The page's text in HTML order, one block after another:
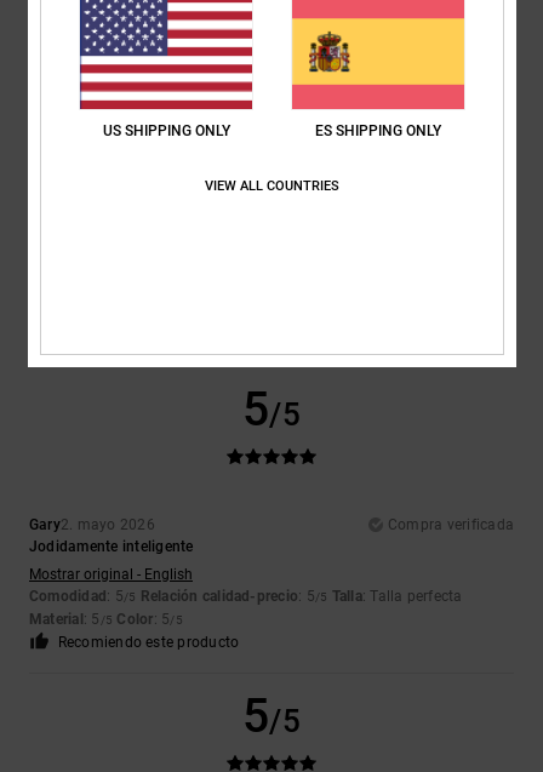
Comodidad
5.0
Relación calidad-precio
Demasiado grande
5/5
Gary2. mayo 2026
Compra verificada
Jodidamente inteligente
Mostrar original - English
Comodidad : 5/5 Relación calidad-precio: 5/5 Talla: Talla perfecta
Material : 5 /5 Color: 5/5
Recomiendo este producto
5/5
US SHIPPING ONLY ES SHIPPING ONLY
VIEW ALL COUNTRIES